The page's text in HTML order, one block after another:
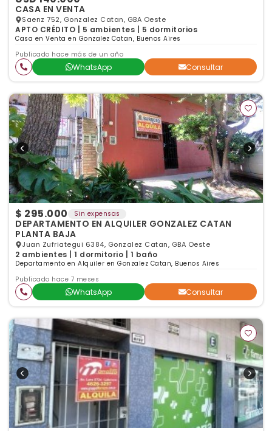
CASA EN VENTA
Saenz 752, Gonzalez Catan, GBA Oeste
APTO CRÉDITO | 5 ambientes | 5 dormitorios
Casa en Venta en Gonzalez Catan, Buenos Aires
Publicado hace más de un año
WhatsApp Consultar
$ 295.000 Sin expensas
DEPARTAMENTO EN ALQUILER GONZALEZ CATAN
PLANTA BAJA
Juan Zufriategui 6384, Gonzalez Catan, GBA Oeste
2 ambientes | 1 dormitorio | 1 baño
Departamento en Alquiler en Gonzalez Catan, Buenos Aires
Publicado hace 7 meses
WhatsApp Consultar